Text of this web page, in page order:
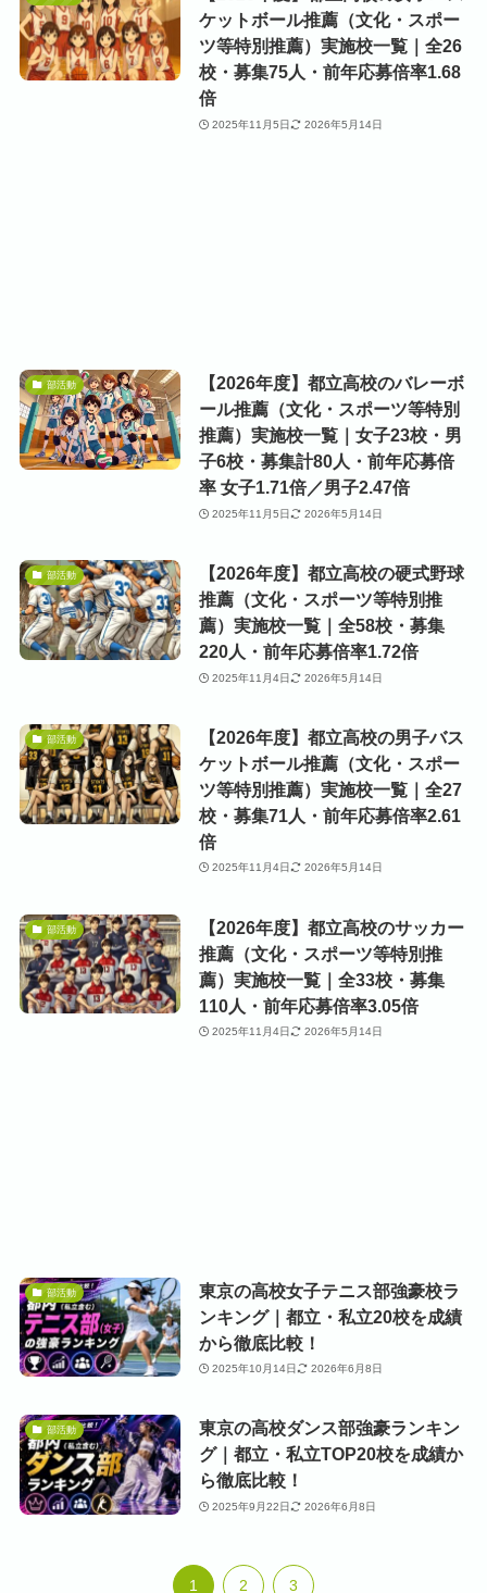
ケットボール推薦（文化・スポー
ツ等特別推薦）実施校一覧｜全26
校・募集75人・前年応募倍率1.68
倍
2025年11月5日 2026年5月14日
部活動
【2026年度】都立高校のバレーボ
ール推薦（文化・スポーツ等特別
推薦）実施校一覧｜女子23校・男
子6校・募集計80人・前年応募倍
率 女子1.71倍／男子2.47倍
2025年11月5日 2026年5月14日
部活動
【2026年度】都立高校の硬式野球
推薦（文化・スポーツ等特別推
薦）実施校一覧｜全58校・募集
220人・前年応募倍率1.72倍
2025年11月4日 2026年5月14日
部活動
【2026年度】都立高校の男子バス
ケットボール推薦（文化・スポー
ツ等特別推薦）実施校一覧｜全27
校・募集71人・前年応募倍率2.61
倍
2025年11月4日 2026年5月14日
部活動
【2026年度】都立高校のサッカー
推薦（文化・スポーツ等特別推
薦）実施校一覧｜全33校・募集
110人・前年応募倍率3.05倍
2025年11月4日 2026年5月14日
部活動
東京の高校女子テニス部強豪校ラ
ンキング｜都立・私立20校を成績
から徹底比較！
2025年10月14日 2026年6月8日
部活動
東京の高校ダンス部強豪ランキン
グ｜都立・私立TOP20校を成績か
ら徹底比較！
2025年9月22日 2026年6月8日
1 2 3